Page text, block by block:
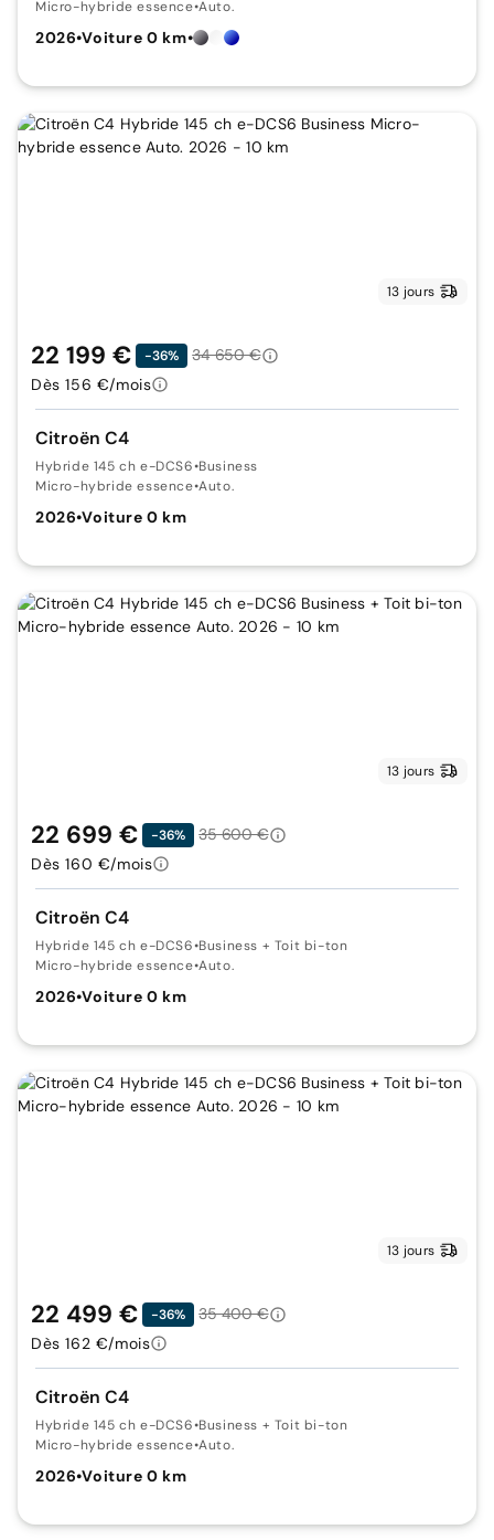
Micro-hybride essence•Auto.
2026•Voiture 0 km•
13 jours
Citroën C4
Hybride 145 ch e-DCS6•Business
Micro-hybride essence•Auto.
2026•Voiture 0 km
22 199 € -36%
34 650 €
Dès 156 €/mois
13 jours
Citroën C4
Hybride 145 ch e-DCS6•Business + Toit bi-ton
Micro-hybride essence•Auto.
2026•Voiture 0 km
22 699 € -36%
35 600 €
Dès 160 €/mois
13 jours
Citroën C4
Hybride 145 ch e-DCS6•Business + Toit bi-ton
Micro-hybride essence•Auto.
2026•Voiture 0 km
22 499 € -36%
35 400 €
Dès 162 €/mois